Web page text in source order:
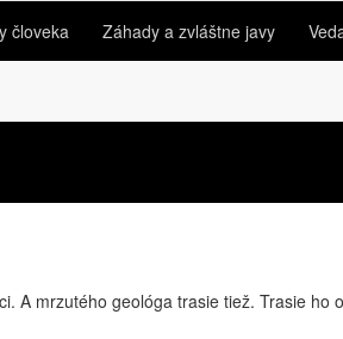
človeka Záhady a zvláštne javy
mrzutého geológa trasie tiež. Trasie ho